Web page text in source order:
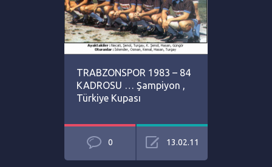
TRABZONSPOR 1983 – 84
KADROSU … Şampiyon ,
Türkiye Kupası
0 13.02.11